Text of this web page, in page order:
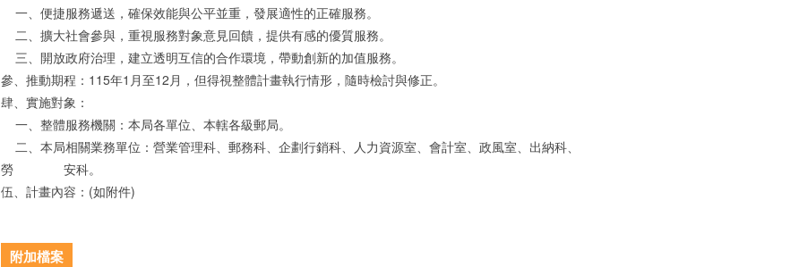
一、便捷服務遞送，確保效能與公平並重，發展適性的正確服務。
二、擴大社會參與，重視服務對象意見回饋，提供有感的優質服務。
三、開放政府治理，建立透明互信的合作環境，帶動創新的加值服務。
參、推動期程：115年1月至12月，但得視整體計畫執行情形，隨時檢討與修正。
肆、實施對象：
一、整體服務機關：本局各單位、本轄各級郵局。
二、本局相關業務單位：營業管理科、郵務科、企劃行銷科、人力資源室、會計室、政風室、出納科、
勞 安科。
伍、計畫內容：(如附件)
附加檔案